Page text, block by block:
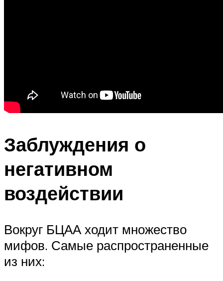
Заблуждения о
негативном
воздействии
Вокруг БЦАА ходит множество
мифов. Самые распространенные
из них: